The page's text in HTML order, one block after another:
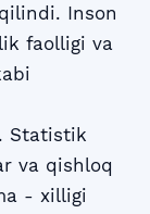
Inson
faolligi va
Statistik
va qishloq
- xilligi